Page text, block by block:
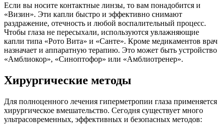
Если вы носите контактные линзы, то вам понадобится и
«Визин». Эти капли быстро и эффективно снимают
раздражение, отечность и любой воспалительный процесс.
Чтобы глаза не пересыхали, используются увлажняющие
капли типа «Рото Вита» и «Санте». Кроме медикаментов врач
назначает и аппаратную терапию. Это может быть устройство
«Амблиокор», «Синоптофор» или «Амблиотренер».
Хирургические методы
Для полноценного лечения гиперметропии глаза применяется
хирургическое вмешательство. Сегодня существует много
ультрасовременных, эффективных и безопасных методов: